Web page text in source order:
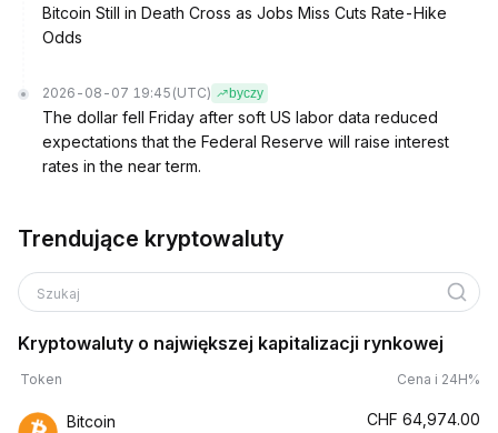
Bitcoin Still in Death Cross as Jobs Miss Cuts Rate-Hike
Odds
2026-08-07 19:45 (UTC) byczy
The dollar fell Friday after soft US labor data reduced
expectations that the Federal Reserve will raise interest
rates in the near term.
Trendujące kryptowaluty
Szukaj
Kryptowaluty o największej kapitalizacji rynkowej
Token Cena i 24H%
Bitcoin CHF 64,974.00